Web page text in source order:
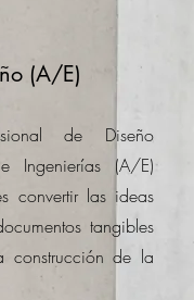
(A/E)
de Diseño
Ingenierías (A/E)
convertir las ideas
tangibles
construcción de la